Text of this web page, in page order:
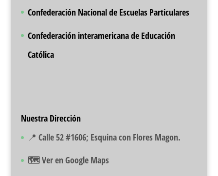
Confederación Nacional de Escuelas Particulares
Confederación interamericana de Educación
Católica
Nuestra Dirección
📍 Calle 52 #1606; Esquina con Flores Magon.
🗺️ Ver en Google Maps